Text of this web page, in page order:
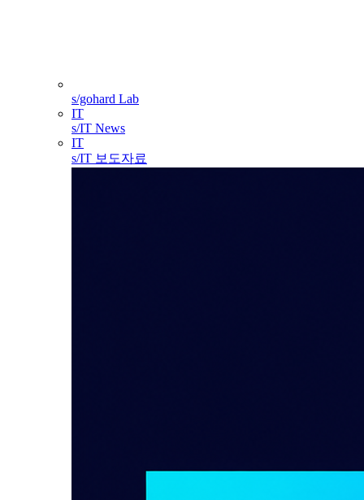
s/gohard Lab
IT
s/IT News
IT
s/IT 보도자료